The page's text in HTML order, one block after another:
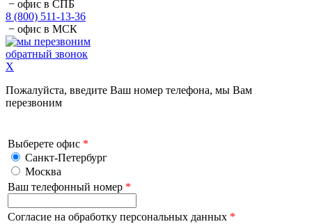
− офис в СПБ
8 (800) 511-13-36
− офис в МСК
обратный звонок
X
Пожалуйста, введите Ваш номер телефона, мы Вам
перезвоним
Выберете офис *
Санкт-Петербург
Москва
Ваш телефонный номер *
Согласие на обработку персональных данных *